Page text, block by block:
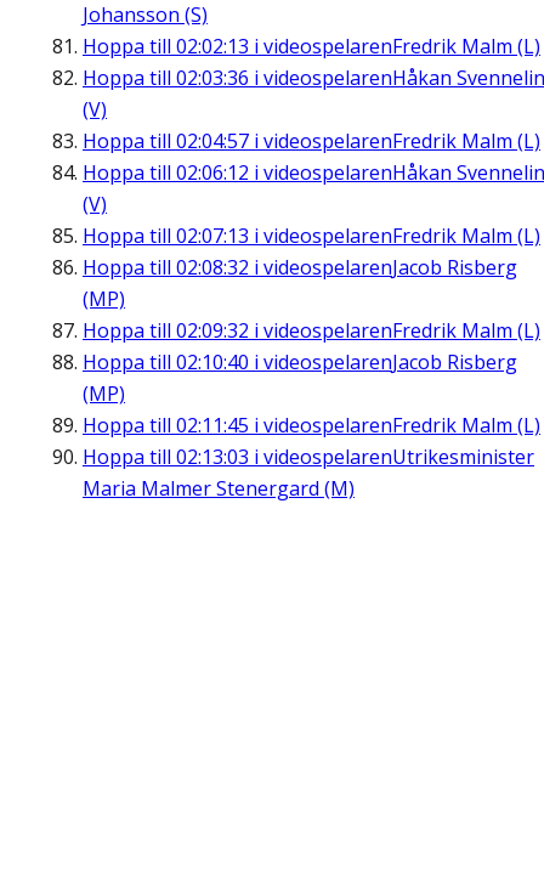
Johansson (S)
Hoppa till 02:02:13 i videospelarenFredrik Malm (L)
Hoppa till 02:03:36 i videospelarenHåkan
(V)
Hoppa till 02:04:57 i videospelarenFredrik Malm (L)
Hoppa till 02:06:12 i videospelarenHåkan
(V)
Hoppa till 02:07:13 i videospelarenFredrik Malm (L)
Hoppa till 02:08:32 i videospelarenJacob Risberg
(MP)
Hoppa till 02:09:32 i videospelarenFredrik Malm (L)
Hoppa till 02:10:40 i videospelarenJacob Risberg
(MP)
Hoppa till 02:11:45 i videospelarenFredrik Malm (L)
Hoppa till 02:13:03 i videospelarenUtrikesminister
Maria Malmer Stenergard (M)